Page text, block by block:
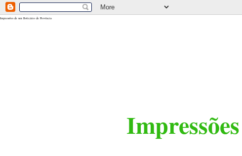
<$BlogRSDUrl$>
Impressões de um Boticário de Província